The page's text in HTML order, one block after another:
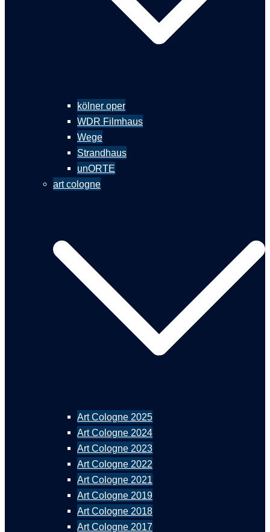
kölner oper
WDR Filmhaus
Wege
Strandhaus
unORTE
art cologne
Art Cologne 2025
Art Cologne 2024
Art Cologne 2023
Art Cologne 2022
Art Cologne 2021
Art Cologne 2019
Art Cologne 2018
Art Cologne 2017